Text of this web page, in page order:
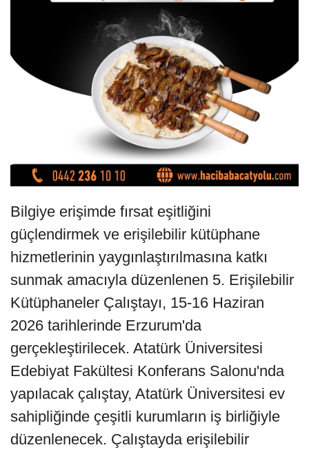
Bilgiye erişimde fırsat eşitliğini
güçlendirmek ve erişilebilir kütüphane
hizmetlerinin yaygınlaştırılmasına katkı
sunmak amacıyla düzenlenen 5. Erişilebilir
Kütüphaneler Çalıştayı, 15-16 Haziran
2026 tarihlerinde Erzurum'da
gerçekleştirilecek. Atatürk Üniversitesi
Edebiyat Fakültesi Konferans Salonu'nda
yapılacak çalıştay, Atatürk Üniversitesi ev
sahipliğinde çeşitli kurumların iş birliğiyle
düzenlenecek. Çalıştayda erişilebilir